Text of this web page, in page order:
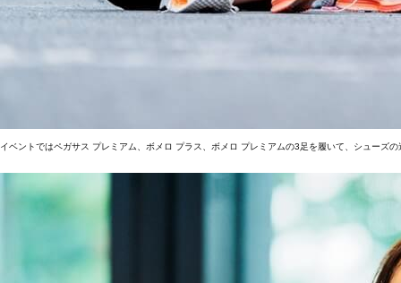
イベントではペガサス プレミアム、ボメロ プラス、ボメロ プレミアムの3足を履いて、シューズ